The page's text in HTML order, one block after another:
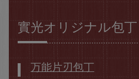
實光オリジナル包丁
万能片刃包丁